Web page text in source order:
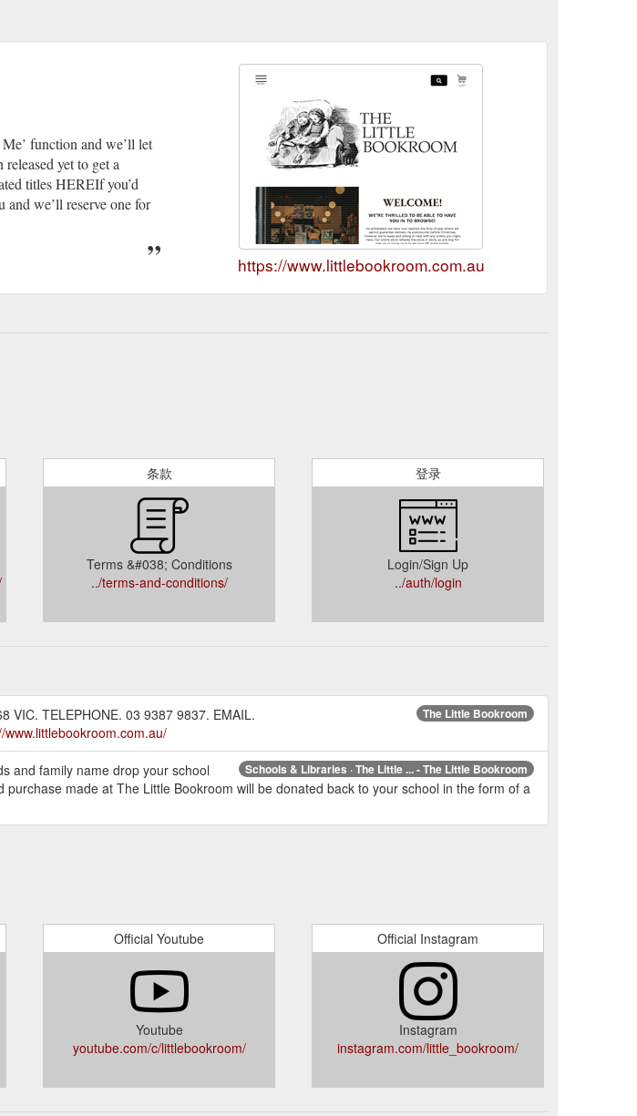
function and we’ll let
yet to get a
titles HEREIf you’d
we’ll reserve one for
https://www.littlebookroom.com.au
条款
Terms &#038; Conditions
../terms-and-conditions/
登录
Login/Sign Up
../auth/login
The Little Bookroom
VIC. TELEPHONE. 03 9387 9837. EMAIL.
www.littlebookroom.com.au/
Schools & Libraries · The Little ... - The Little Bookroom
and family name drop your school
made at The Little Bookroom will be donated back to your school in the form of a
Official Youtube
Youtube
youtube.com/c/littlebookroom/
Official Instagram
Instagram
instagram.com/little_bookroom/